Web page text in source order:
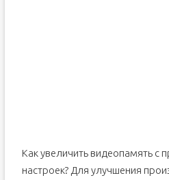
Как увеличить видеопамять с
настроек? Для улучшения